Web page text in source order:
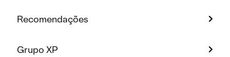
Recomendações
Grupo XP